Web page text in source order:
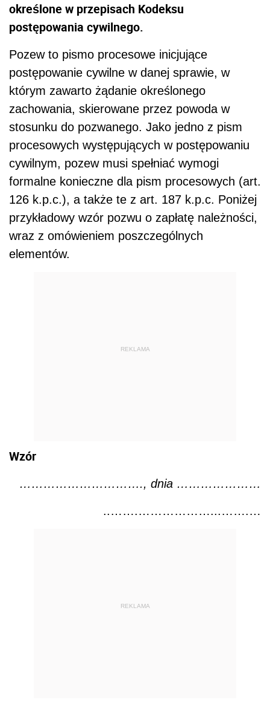
określone w przepisach Kodeksu
postępowania cywilnego.
Pozew to pismo procesowe inicjujące
postępowanie cywilne w danej sprawie, w
którym zawarto żądanie określonego
zachowania, skierowane przez powoda w
stosunku do pozwanego. Jako jedno z pism
procesowych występujących w postępowaniu
cywilnym, pozew musi spełniać wymogi
formalne konieczne dla pism procesowych (art.
126 k.p.c.), a także te z art. 187 k.p.c. Poniżej
przykładowy wzór pozwu o zapłatę należności,
wraz z omówieniem poszczególnych
elementów.
REKLAMA
Wzór
…………………………., dnia …………………
..…….………………...…….…
REKLAMA